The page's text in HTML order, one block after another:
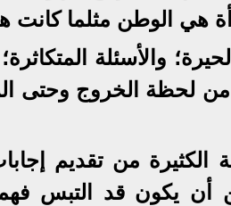
هي الوطن مثلما كانت
والأسئلة
من لحظة الخروج وحتى
الكثيرة من تقديم
أن يكون قد التبس